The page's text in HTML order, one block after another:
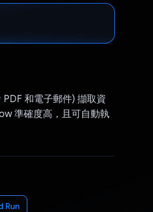
和電子郵件) 擷取資
準確度高，且可自動執
Run